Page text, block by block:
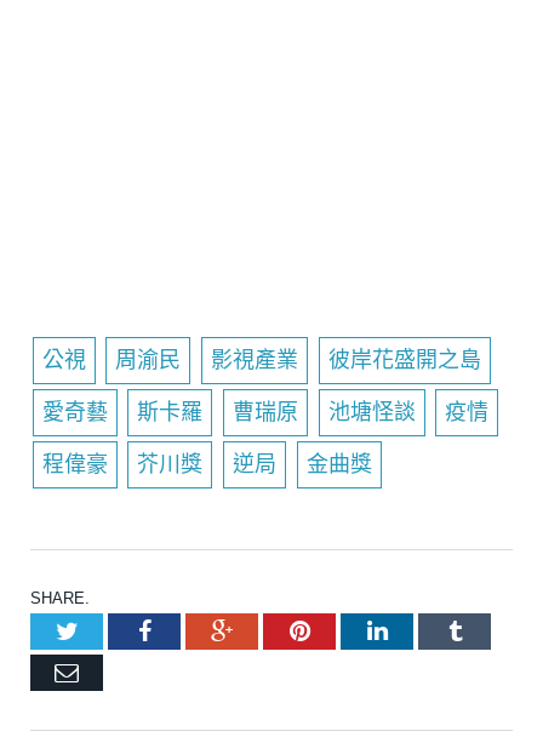
公視 周渝民 影視產業 彼岸花盛開之島
愛奇藝 斯卡羅 曹瑞原 池塘怪談 疫情
程偉豪 芥川獎 逆局 金曲獎
SHARE.
TwitterFacebookGoogle+PinterestLinkedInTumblr
Email